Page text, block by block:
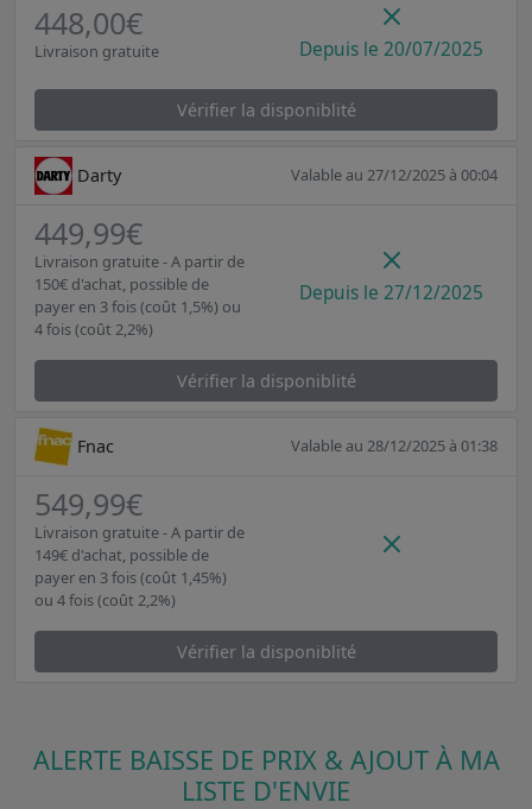
448,00€
Livraison gratuite Depuis le 20/07/2025
Vérifier la disponiblité
Darty Valable au 27/12/2025 à 00:04
449,99€
Livraison gratuite - A partir de
150€ d'achat, possible de
payer en 3 fois (coût 1,5%) ou
4 fois (coût 2,2%)
Depuis le 27/12/2025
Vérifier la disponiblité
Fnac Valable au 28/12/2025 à 01:38
549,99€
Livraison gratuite - A partir de
149€ d'achat, possible de
payer en 3 fois (coût 1,45%)
ou 4 fois (coût 2,2%)
Vérifier la disponiblité
ALERTE BAISSE DE PRIX & AJOUT À MA
LISTE D'ENVIE